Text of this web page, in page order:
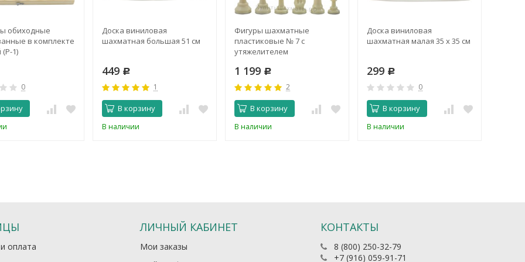
обиходные
в комплекте
(Р-1)
0
Доска виниловая
шахматная большая 51 см
449 Р
1
В корзину
В наличии
Фигуры шахматные
пластиковые № 7 с
утяжелителем
1 199 Р
2
В корзину
В наличии
Доска виниловая
шахматная малая 35 x 35 см
299 Р
0
В корзину
В наличии
оплата
ЛИЧНЫЙ КАБИНЕТ
Мои заказы
КОНТАКТЫ
8 (800) 250-32-79
+7 (916) 059-91-71